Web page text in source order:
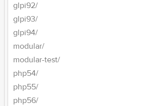
glpi92/
glpi93/
glpi94/
modular/
modular-test/
php54/
php55/
php56/